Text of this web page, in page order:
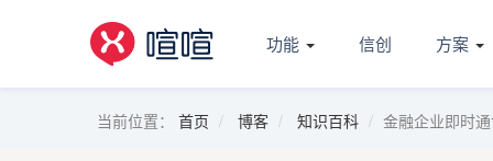
功能 信创 方案
当前位置： 首页 博客 知识百科 金融企业即时